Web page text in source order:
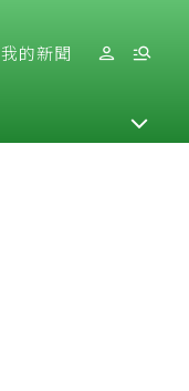
我的新聞